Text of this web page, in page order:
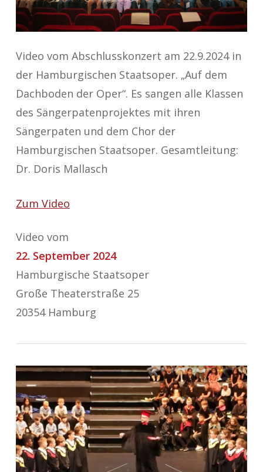
Video vom Abschlusskonzert am 22.9.2024 in
der Hamburgischen Staatsoper. „Auf dem
Dachboden der Oper“. Es sangen alle Klassen
des Sängerpatenprojektes mit ihren
Sängerpaten und dem Chor der
Hamburgischen Staatsoper. Gesamtleitung:
Dr. Doris Mallasch
Zum Video
Video vom
22. September 2024
Hamburgische Staatsoper
Große Theaterstraße 25
20354 Hamburg